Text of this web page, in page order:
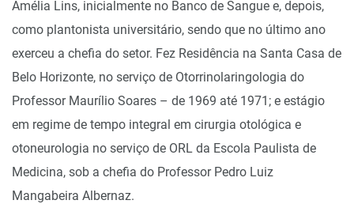
Amélia Lins, inicialmente no Banco de Sangue e, depois,
como plantonista universitário, sendo que no último ano
exerceu a chefia do setor. Fez Residência na Santa Casa de
Belo Horizonte, no serviço de Otorrinolaringologia do
Professor Maurílio Soares – de 1969 até 1971; e estágio
em regime de tempo integral em cirurgia otológica e
otoneurologia no serviço de ORL da Escola Paulista de
Medicina, sob a chefia do Professor Pedro Luiz
Mangabeira Albernaz.